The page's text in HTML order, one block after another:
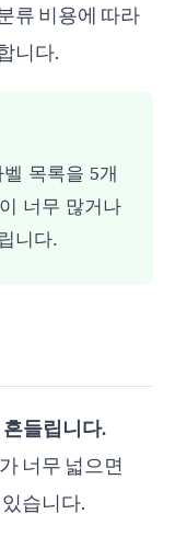
류 비용에 따라
니다.
목록을 5개
너무 많거나
니다.
들립니다.
너무 넓으면
습니다.